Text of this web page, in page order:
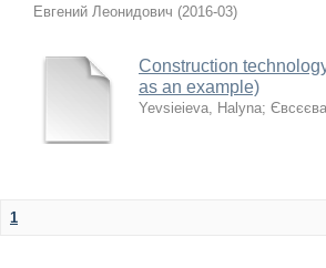
Евгений Леонидович (2016-03)
Construction
as an example)
Yevsieieva, Halyna;
1